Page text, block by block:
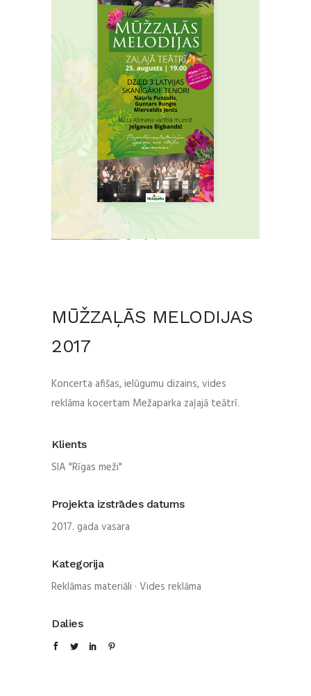
MŪŽZAĻĀS MELODIJAS
2017
Koncerta afišas, ielūgumu dizains, vides
reklāma kocertam Mežaparka zaļajā teātrī.
Klients
SIA "Rīgas meži"
Projekta izstrādes datums
2017. gada vasara
Kategorija
Reklāmas materiāli · Vides reklāma
Dalies